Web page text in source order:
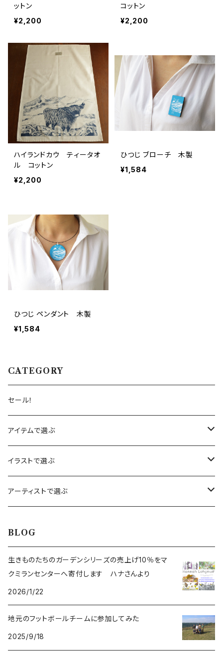
ットン
¥2,200
コットン
¥2,200
ハイランドカウ ティータオ
ル コットン
¥2,200
ひつじ ブローチ 木製
¥1,584
ひつじ ペンダント 木製
¥1,584
CATEGORY
セール！
アイテムで選ぶ
カレンダー
カード
サンキューカード
ミニカード
動物
野鳥
レターセット
イラストで選ぶ
赤りす
アーティストで選ぶ
トレバー・リリストン
BLOG
生きものたちのガーデンシリーズの売上げ10％をマ
クミランセンターへ寄付します ハナさんより
2026/1/22
地元のフットボールチームに参加してみた
2025/9/18